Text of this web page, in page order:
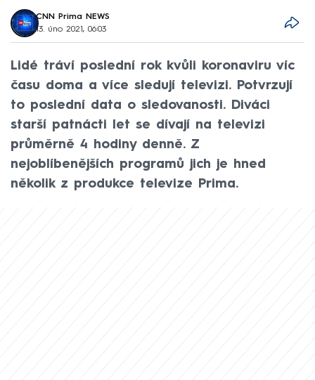
CNN Prima NEWS
13. úno 2021, 06:03
Lidé tráví poslední rok kvůli koronaviru víc
času doma a více sledují televizi. Potvrzují
to poslední data o sledovanosti. Diváci
starší patnácti let se dívají na televizi
průměrně 4 hodiny denně. Z
nejoblíbenějších programů jich je hned
několik z produkce televize Prima.